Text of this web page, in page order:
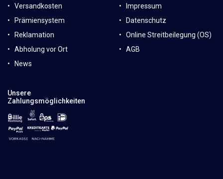
Versandkosten
Prämiensystem
Reklamation
Abholung vor Ort
News
Impressum
Datenschutz
Online Streitbeilegung (OS)
AGB
Unsere
Zahlungsmöglichkeiten